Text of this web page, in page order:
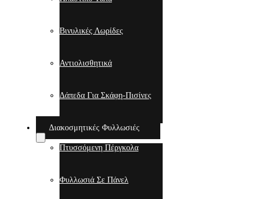
Βινυλικές Λωρίδες
Αντιολισθητικά
Δάπεδα Για Σκάφη-Πισίνες
Διακοσμητικές Φυλλωσιές
Πτυσσόμενη Πέργκολα
Φυλλωσιά Σε Πάνελ